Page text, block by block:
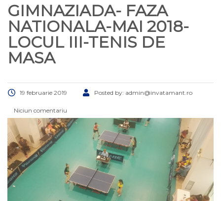
GIMNAZIADA- FAZA
NATIONALA-MAI 2018-
LOCUL III-TENIS DE
MASA
19 februarie 2019 Posted by: admin@invatamant.ro
Niciun comentariu